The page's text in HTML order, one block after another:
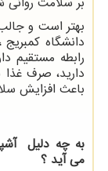
بهتر است و
دانشگاه
رابطه مستقیم
دارید، صرف غذا
باعث افزایش
به چه دلیل
می آید ؟